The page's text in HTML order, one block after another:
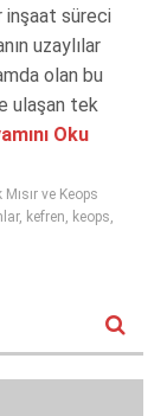
inşaat süreci
uzaylılar
olan bu
ulaşan tek
Oku
ve Keops
, kefren, keops,